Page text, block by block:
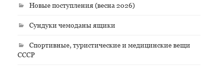
Новые поступления (весна 2026)
Сундуки чемоданы ящики
Спортивные, туристические и медицинские вещи
СССР